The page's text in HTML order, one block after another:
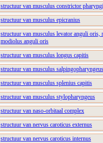
structuur van musculus constrictor
structuur van musculus epicranius
structuur van musculus levator anguli oris,
modiolus anguli oris
structuur van musculus longus capitis
structuur van musculus salpingopharyngeus
structuur van musculus splenius capitis
structuur van musculus stylopharyngeus
structuur van naso-orbitaal complex
structuur van nervus caroticus externus
structuur van nervus caroticus internus